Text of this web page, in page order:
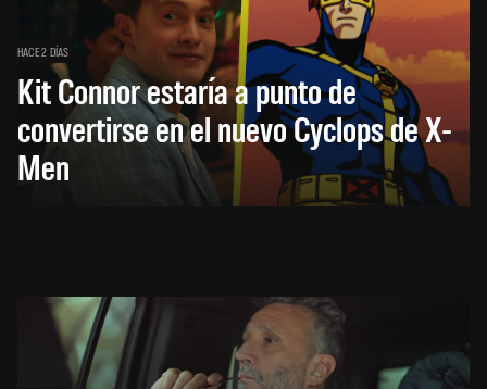
HACE 2 DÍAS
Kit Connor estaría a punto de
convertirse en el nuevo Cyclops de X-
Men